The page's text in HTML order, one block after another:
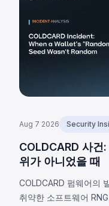
Aug 7 2026 Security
COLDCARD 사
위가 아니었을 때
COLDCARD 펌웨어의
취약한 소프트웨어